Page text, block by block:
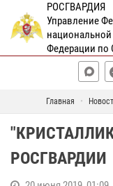
РОСГВАРДИЯ
Управление
Федерации по
Главная
РОСГВАРДИИ